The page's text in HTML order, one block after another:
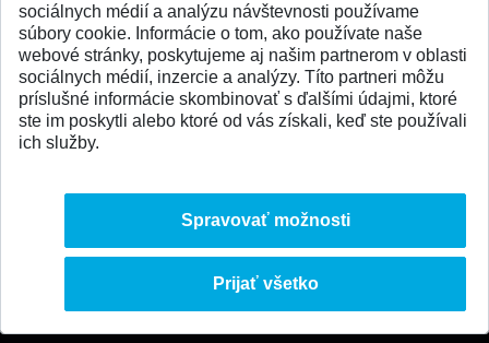
SPÄŤ NA VRCH
sociálnych médií a analýzu návštevnosti používame
súbory cookie. Informácie o tom, ako používate naše
webové stránky, poskytujeme aj našim partnerom v oblasti
sociálnych médií, inzercie a analýzy. Títo partneri môžu
príslušné informácie skombinovať s ďalšími údajmi, ktoré
ste im poskytli alebo ktoré od vás získali, keď ste používali
ich služby.
Spravovať možnosti
Prijať všetko